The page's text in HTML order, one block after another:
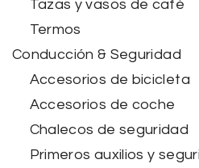
Tazas y vasos de café
Termos
Conducción & Seguridad
Accesorios de bicicleta
Accesorios de coche
Chalecos de seguridad
Primeros auxilios y